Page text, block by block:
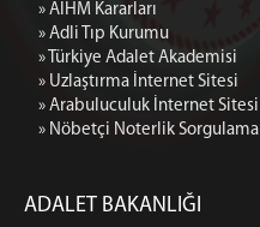
» AİHM Kararları
» Adli Tıp Kurumu
» Türkiye Adalet Akademisi
» Uzlaştırma İnternet Sitesi
» Arabuluculuk İnternet Sitesi
» Nöbetçi Noterlik Sorgulama
ADALET BAKANLIĞI